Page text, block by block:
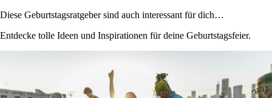
Diese Geburtstagsratgeber sind auch interessant für dich…
Entdecke tolle Ideen und Inspirationen für deine Geburtstagsfeier.